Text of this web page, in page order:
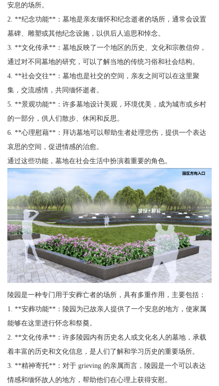
安息的场所。
2. **纪念功能**：墓地是亲友缅怀和纪念逝者的场所，通常会设置
墓碑、雕塑或其他纪念设施，以供后人追思和悼念。
3. **文化传承**：墓地反映了一个地区的历史、文化和宗教信仰，
通过对不同墓地的研究，可以了解当地的传统习俗和社会结构。
4. **社会交往**：墓地也是社交的空间，亲友之间可以在这里聚
集，交流感情，共同缅怀逝者。
5. **景观功能**：许多墓地设计美观，环境优美，成为城市或乡村
的一部分，供人们散步、休闲和反思。
6. **心理慰藉**：拜访墓地可以帮助生者处理悲伤，提供一个表达
哀思的空间，促进情感的治愈。
通过这些功能，墓地在社会生活中扮演着重要的角色。
陵园是一种专门用于安葬亡者的场所，具有多重作用，主要包括：
1. **安葬功能**：陵园为已故亲人提供了一个安息的地方，使家属
能够在这里进行怀念和祭奠。
2. **文化传承**：许多陵园内有历史名人或文化名人的墓地，承载
着丰富的历史和文化信息，是人们了解和学习历史的重要场所。
3. **精神寄托**：对于 grieving 的亲属而言，陵园是一个可以表达
情感和缅怀故人的地方，帮助他们在心理上获得安慰。